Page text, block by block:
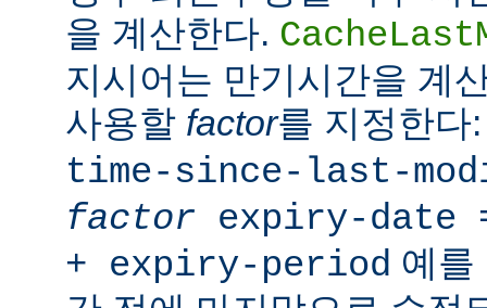
을 계산한다.
지시어는 만기시간을 계
사용할 factor를 지정한
time-since-last-
factor expiry-date
+ expiry-period 예를